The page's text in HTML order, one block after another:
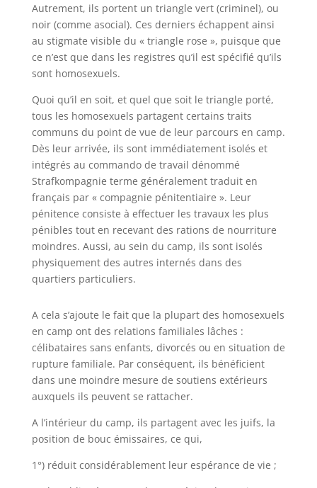
Autrement, ils portent un triangle vert (criminel), ou
noir (comme asocial). Ces derniers échappent ainsi
au stigmate visible du « triangle rose », puisque que
ce n’est que dans les registres qu’il est spécifié qu’ils
sont homosexuels.
Quoi qu’il en soit, et quel que soit le triangle porté,
tous les homosexuels partagent certains traits
communs du point de vue de leur parcours en camp.
Dès leur arrivée, ils sont immédiatement isolés et
intégrés au commando de travail dénommé
Strafkompagnie terme généralement traduit en
français par « compagnie pénitentiaire ». Leur
pénitence consiste à effectuer les travaux les plus
pénibles tout en recevant des rations de nourriture
moindres. Aussi, au sein du camp, ils sont isolés
physiquement des autres internés dans des
quartiers particuliers.
A cela s’ajoute le fait que la plupart des homosexuels
en camp ont des relations familiales lâches :
célibataires sans enfants, divorcés ou en situation de
rupture familiale. Par conséquent, ils bénéficient
dans une moindre mesure de soutiens extérieurs
auxquels ils peuvent se rattacher.
A l’intérieur du camp, ils partagent avec les juifs, la
position de bouc émissaires, ce qui,
1°) réduit considérablement leur espérance de vie ;